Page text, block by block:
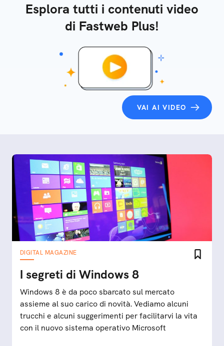
Esplora tutti i contenuti video
di Fastweb Plus!
VAI AI VIDEO
DIGITAL MAGAZINE
I segreti di Windows 8
Windows 8 è da poco sbarcato sul mercato
assieme al suo carico di novità. Vediamo alcuni
trucchi e alcuni suggerimenti per facilitarvi la vita
con il nuovo sistema operativo Microsoft